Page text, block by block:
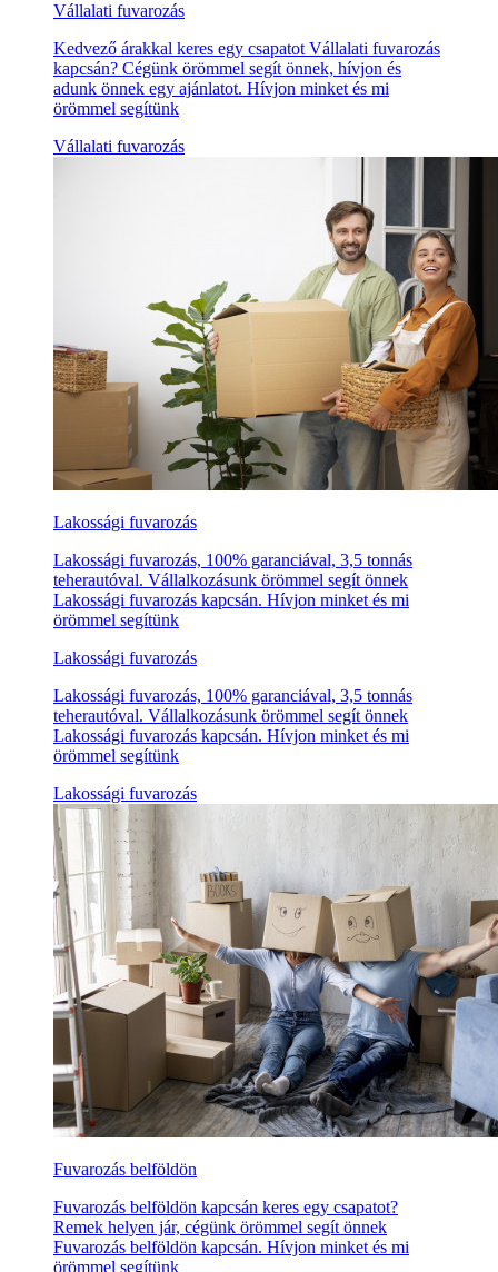
Vállalati fuvarozás
Kedvező árakkal keres egy csapatot Vállalati fuvarozás
kapcsán? Cégünk örömmel segít önnek, hívjon és
adunk önnek egy ajánlatot. Hívjon minket és mi
örömmel segítünk
Vállalati fuvarozás
Lakossági fuvarozás
Lakossági fuvarozás, 100% garanciával, 3,5 tonnás
teherautóval. Vállalkozásunk örömmel segít önnek
Lakossági fuvarozás kapcsán. Hívjon minket és mi
örömmel segítünk
Lakossági fuvarozás
Lakossági fuvarozás, 100% garanciával, 3,5 tonnás
teherautóval. Vállalkozásunk örömmel segít önnek
Lakossági fuvarozás kapcsán. Hívjon minket és mi
örömmel segítünk
Lakossági fuvarozás
Fuvarozás belföldön
Fuvarozás belföldön kapcsán keres egy csapatot?
Remek helyen jár, cégünk örömmel segít önnek
Fuvarozás belföldön kapcsán. Hívjon minket és mi
örömmel segítünk